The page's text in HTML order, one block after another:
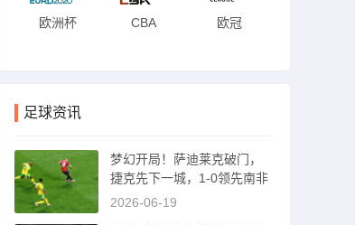
欧洲杯 CBA 欧冠
足球资讯
梦幻开局！萨迪莱克破门，
捷克先下一城，1-0领先南非
2026-06-19